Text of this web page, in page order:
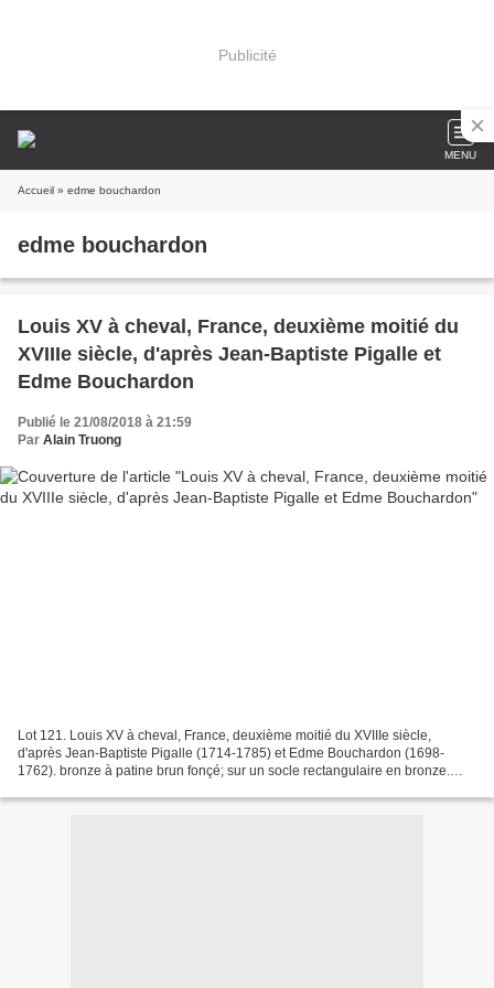
Publicité
MENU
Accueil » edme bouchardon
edme bouchardon
Louis XV à cheval, France, deuxième moitié du
XVIIIe siècle, d'après Jean-Baptiste Pigalle et
Edme Bouchardon
Publié le 21/08/2018 à 21:59
Par Alain Truong
Lot 121. Louis XV à cheval, France, deuxième moitié du XVIIIe siècle,
d'après Jean-Baptiste Pigalle (1714-1785) et Edme Bouchardon (1698-
1762). bronze à patine brun fonçé; sur un socle rectangulaire en bronze.